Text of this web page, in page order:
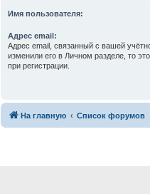
Имя пользователя:
Адрес email:
Адрес email, связанный с вашей
изменили его в Личном разделе, то
при регистрации.
На главную Список форумов